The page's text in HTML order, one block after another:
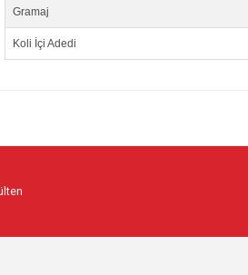
Gramaj
Koli İçi Adedi
Bu ürüne benzer farklı alternatifler olmalı.